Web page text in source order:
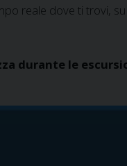
reale dove ti trovi,
durante le